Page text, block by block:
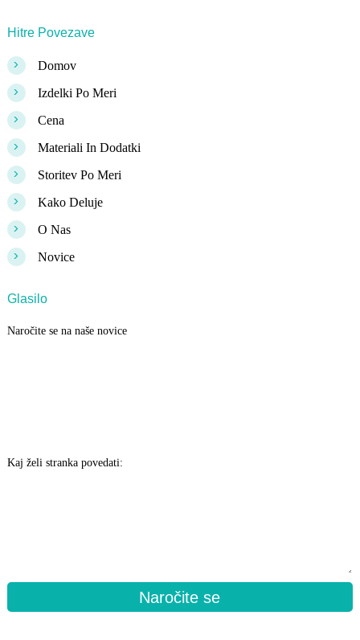
Hitre Povezave
> Domov
> Izdelki Po Meri
> Cena
> Materiali In Dodatki
> Storitev Po Meri
> Kako Deluje
> O Nas
> Novice
Glasilo
Naročite se na naše novice
Kaj želi stranka povedati:
Naročite se